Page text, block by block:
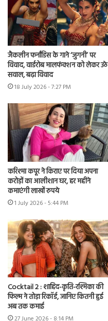
जैकलीन फर्नांडिस के गाने ‘जुगनी’ पर
विवाद, वार्डरोब मालफंक्शन को लेकर उठे
सवाल, बढ़ा विवाद
18 July 2026 - 7:27 PM
करिश्मा कपूर ने किराए पर दिया अपना
करोड़ों का आलीशान घर, हर महीने
कमाएंगी लाखों रुपये
1 July 2026 - 5:44 PM
Cocktail 2 : शाहिद-कृति-रश्मिका की
फिल्म ने तोड़ा रिकॉर्ड, जानिए कितनी हुई
अब तक कमाई
27 June 2026 - 8:14 PM